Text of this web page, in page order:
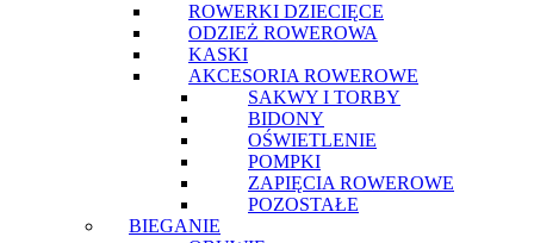
ROWERKI DZIECIĘCE
ODZIEŻ ROWEROWA
KASKI
AKCESORIA ROWEROWE
SAKWY I TORBY
BIDONY
OŚWIETLENIE
POMPKI
ZAPIĘCIA ROWEROWE
POZOSTAŁE
BIEGANIE